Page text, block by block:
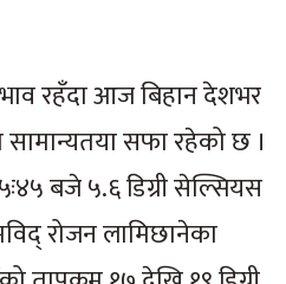
रहँदा आज बिहान देशभर
सफा रहेको छ ।
बजे ५.६ डिग्री सेल्सियस
रोजन लामिछानेका